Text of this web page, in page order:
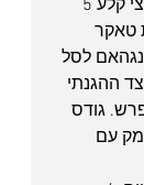
2 posts
משגב מצא את טאקר
4. משגב מצא את בינגהאם לסל
בצד ההגנתי
עבירה עם סל צרפתי פעמיים ברציפות וההפרש קפץ ל-7 הפרש. גודס
עם